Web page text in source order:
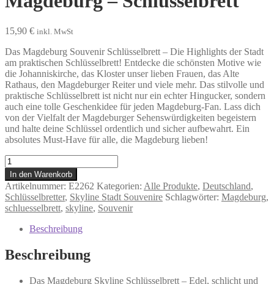
15,90 € inkl. MwSt
Das Magdeburg Souvenir Schlüsselbrett – Die Highlights der Stadt
am praktischen Schlüsselbrett! Entdecke die schönsten Motive wie
die Johanniskirche, das Kloster unser lieben Frauen, das Alte
Rathaus, den Magdeburger Reiter und viele mehr. Das stilvolle und
praktische Schlüsselbrett ist nicht nur ein echter Hingucker, sondern
auch eine tolle Geschenkidee für jeden Magdeburg-Fan. Lass dich
von der Vielfalt der Magdeburger Sehenswürdigkeiten begeistern
und halte deine Schlüssel ordentlich und sicher aufbewahrt. Ein
absolutes Must-Have für alle, die Magdeburg lieben!
Magdeburg
-
Schlüsselbrett
Menge
In den Warenkorb
Artikelnummer: E2262 Kategorien: Alle Produkte, Deutschland,
Schlüsselbretter, Skyline Stadt Souvenire Schlagwörter: Magdeburg,
schluesselbrett, skyline, Souvenir
Beschreibung
Beschreibung
Das Magdeburg Skyline Schlüsselbrett – Edel, schlicht und